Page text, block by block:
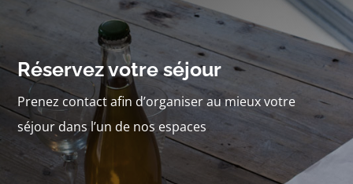
Réservez votre séjour
Prenez contact afin d’organiser au mieux votre
séjour dans l’un de nos espaces